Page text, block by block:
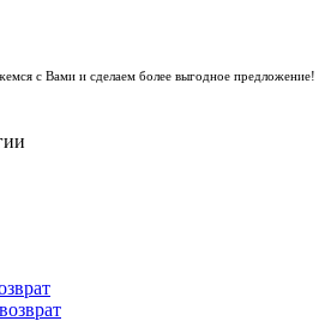
с Вами и сделаем более выгодное предложение!